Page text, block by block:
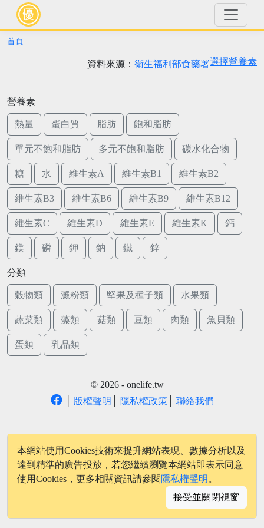
首頁
選擇營養素
資料來源： 衛生福利部食藥署
營養素
熱量 蛋白質 脂肪 飽和脂肪
單元不飽和脂肪 多元不飽和脂肪 碳水化合物
糖 水 維生素A 維生素B1 維生素B2
維生素B3 維生素B6 維生素B9 維生素B12
維生素C 維生素D 維生素E 維生素K 鈣
鎂 磷 鉀 鈉 鐵 鋅
分類
穀物類 澱粉類 堅果及種子類 水果類
蔬菜類 藻類 菇類 豆類 肉類 魚貝類
蛋類 乳品類
© 2026 - onelife.tw
版權聲明 隱私權政策│ 聯絡我們
本網站使用Cookies技術來提升網站表現、數據分析以及
達到精準的廣告投放，若您繼續瀏覽本網站即表示同意
使用Cookies，更多相關資訊請參閱 隱私權聲明 。
接受並關閉視窗